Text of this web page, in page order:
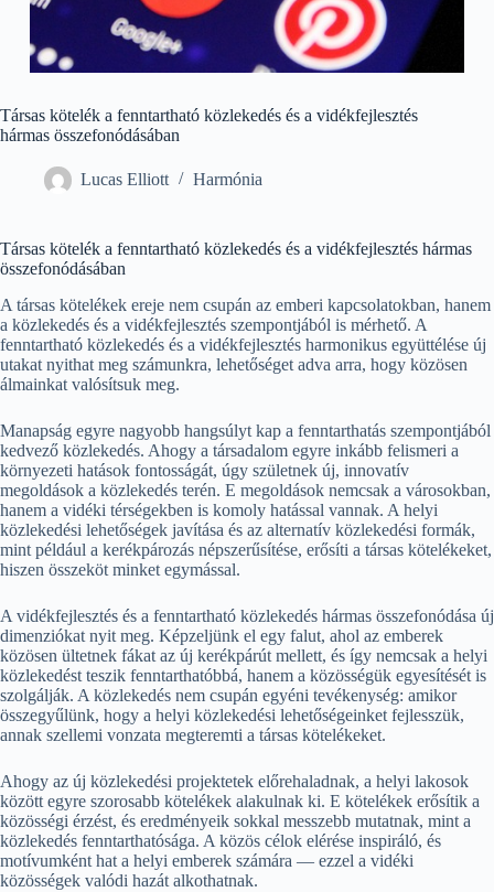
Társas kötelék a fenntartható közlekedés és a vidékfejlesztés
hármas összefonódásában
Lucas Elliott Harmónia
Társas kötelék a fenntartható közlekedés és a vidékfejlesztés hármas
összefonódásában
A társas kötelékek ereje nem csupán az emberi kapcsolatokban, hanem
a közlekedés és a vidékfejlesztés szempontjából is mérhető. A
fenntartható közlekedés és a vidékfejlesztés harmonikus együttélése új
utakat nyithat meg számunkra, lehetőséget adva arra, hogy közösen
álmainkat valósítsuk meg.
Manapság egyre nagyobb hangsúlyt kap a fenntarthatás szempontjából
kedvező közlekedés. Ahogy a társadalom egyre inkább felismeri a
környezeti hatások fontosságát, úgy születnek új, innovatív
megoldások a közlekedés terén. E megoldások nemcsak a városokban,
hanem a vidéki térségekben is komoly hatással vannak. A helyi
közlekedési lehetőségek javítása és az alternatív közlekedési formák,
mint például a kerékpározás népszerűsítése, erősíti a társas kötelékeket,
hiszen összeköt minket egymással.
A vidékfejlesztés és a fenntartható közlekedés hármas összefonódása új
dimenziókat nyit meg. Képzeljünk el egy falut, ahol az emberek
közösen ültetnek fákat az új kerékpárút mellett, és így nemcsak a helyi
közlekedést teszik fenntarthatóbbá, hanem a közösségük egyesítését is
szolgálják. A közlekedés nem csupán egyéni tevékenység: amikor
összegyűlünk, hogy a helyi közlekedési lehetőségeinket fejlesszük,
annak szellemi vonzata megteremti a társas kötelékeket.
Ahogy az új közlekedési projektetek előrehaladnak, a helyi lakosok
között egyre szorosabb kötelékek alakulnak ki. E kötelékek erősítik a
közösségi érzést, és eredményeik sokkal messzebb mutatnak, mint a
közlekedés fenntarthatósága. A közös célok elérése inspiráló, és
motívumként hat a helyi emberek számára — ezzel a vidéki
közösségek valódi hazát alkothatnak.